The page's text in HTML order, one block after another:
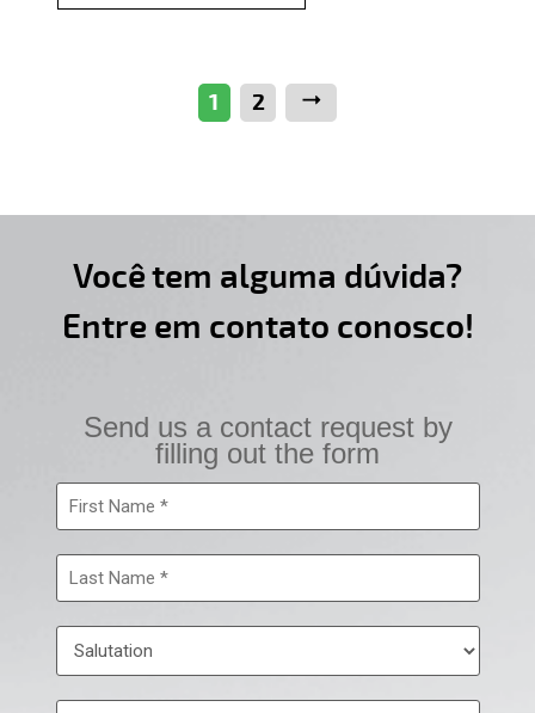
1 2 Próximo
Você tem alguma dúvida?
Entre em contato conosco!